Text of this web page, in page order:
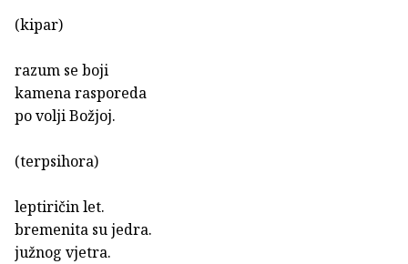
(kipar)
razum se boji
kamena rasporeda
po volji Božjoj.
(terpsihora)
leptiričin let.
bremenita su jedra.
južnog vjetra.